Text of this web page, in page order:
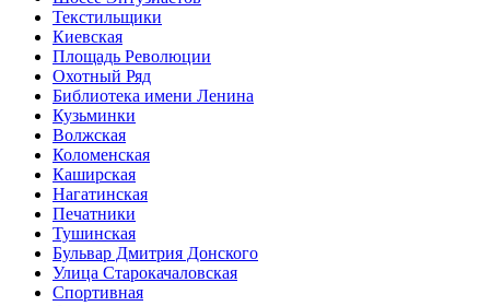
Текстильщики
Киевская
Площадь Революции
Охотный Ряд
Библиотека имени Ленина
Кузьминки
Волжская
Коломенская
Каширская
Нагатинская
Печатники
Тушинская
Бульвар Дмитрия Донского
Улица Старокачаловская
Спортивная